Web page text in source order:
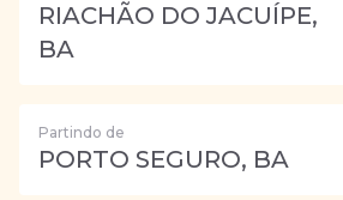
RIACHÃO DO JACUÍPE,
BA
Partindo de
PORTO SEGURO, BA